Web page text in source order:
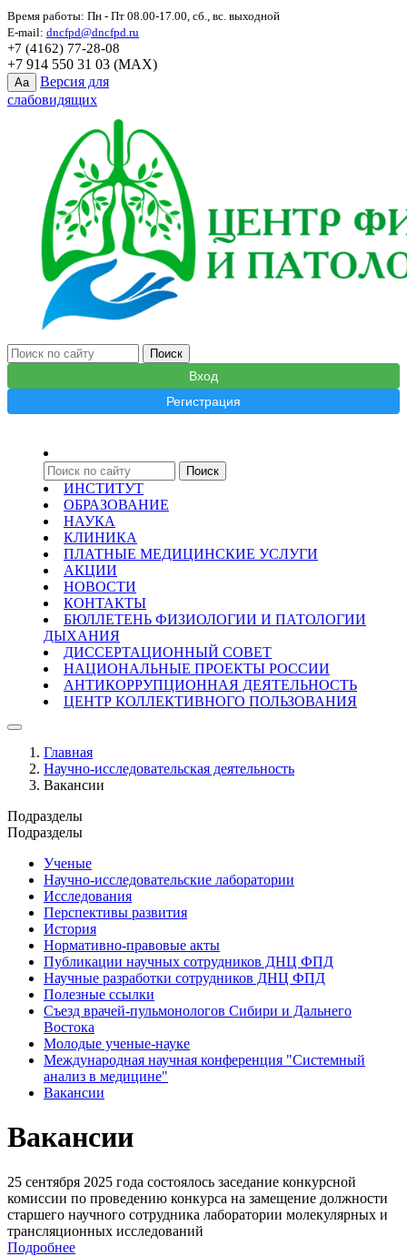
Время работы: Пн - Пт 08.00-17.00, сб., вс. выходной
E-mail: dncfpd@dncfpd.ru
+7 (4162) 77-28-08
+7 914 550 31 03 (MAX)
Aa
Версия для
слабовидящих
Вход
Регистрация
ИНСТИТУТ
ОБРАЗОВАНИЕ
НАУКА
КЛИНИКА
ПЛАТНЫЕ МЕДИЦИНСКИЕ УСЛУГИ
АКЦИИ
НОВОСТИ
КОНТАКТЫ
БЮЛЛЕТЕНЬ ФИЗИОЛОГИИ И ПАТОЛОГИИ
ДЫХАНИЯ
ДИССЕРТАЦИОННЫЙ СОВЕТ
НАЦИОНАЛЬНЫЕ ПРОЕКТЫ РОССИИ
АНТИКОРРУПЦИОННАЯ ДЕЯТЕЛЬНОСТЬ
ЦЕНТР КОЛЛЕКТИВНОГО ПОЛЬЗОВАНИЯ
Главная
Научно-исследовательская деятельность
Вакансии
Подразделы
Подразделы
Ученые
Научно-исследовательские лаборатории
Исследования
Перспективы развития
История
Нормативно-правовые акты
Публикации научных сотрудников ДНЦ ФПД
Научные разработки сотрудников ДНЦ ФПД
Полезные ссылки
Съезд врачей-пульмонологов Сибири и Дальнего
Востока
Молодые ученые-науке
Международная научная конференция "Системный
анализ в медицине"
Вакансии
Вакансии
25 сентября 2025 года состоялось заседание конкурсной
комиссии по проведению конкурса на замещение должности
старшего научного сотрудника лаборатории молекулярных и
трансляционных исследований
Подробнее